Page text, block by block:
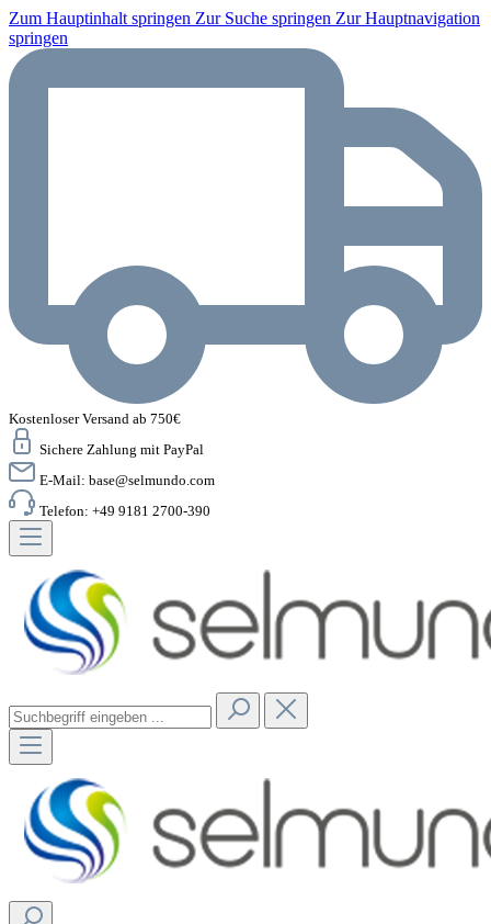
Zum Hauptinhalt springen Zur Suche springen Zur Hauptnavigation
springen
Kostenloser Versand ab 750€
Sichere Zahlung mit PayPal
E-Mail: base@selmundo.com
Telefon: +49 9181 2700-390